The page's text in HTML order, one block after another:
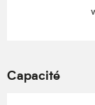
Capacité